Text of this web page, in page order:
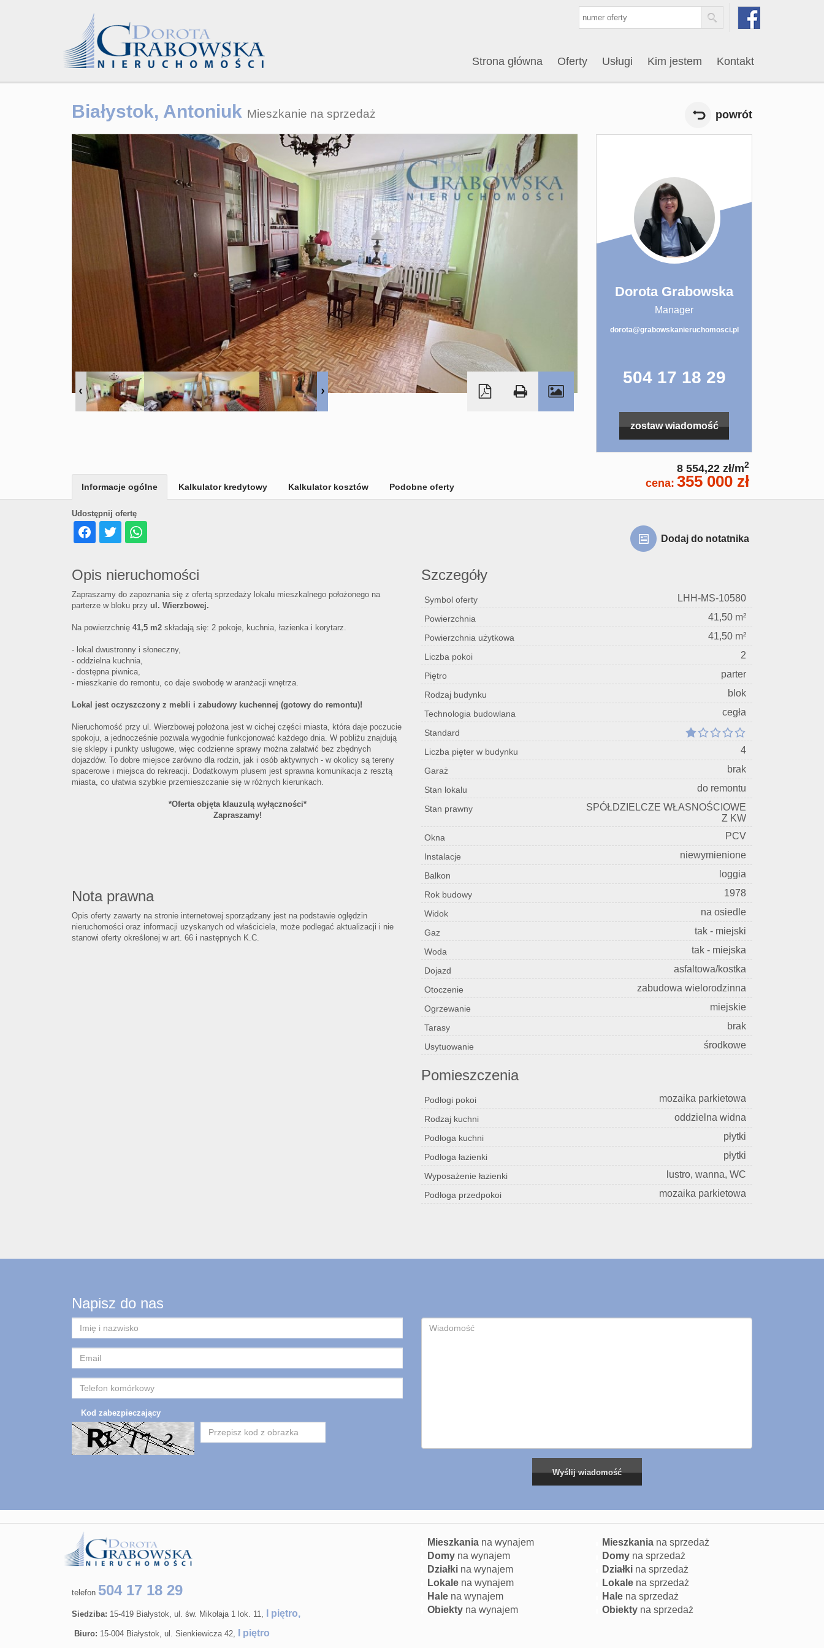
Strona główna Oferty Usługi Kim jestem Kontakt
Białystok, Antoniuk Mieszkanie na sprzedaż powrót
Dorota Grabowska
Manager
dorota@grabowskanieruchomosci.pl
504 17 18 29
zostaw wiadomość
8 554,22 zł/m2
cena: 355 000 zł
Dodaj do notatnika
Udostępnij ofertę
Informacje ogólne Kalkulator kredytowy Kalkulator kosztów Podobne oferty
Opis nieruchomości
Zapraszamy do zapoznania się z ofertą sprzedaży lokalu mieszkalnego położonego na
parterze w bloku przy ul. Wierzbowej.
Na powierzchnię 41,5 m2 składają się: 2 pokoje, kuchnia, łazienka i korytarz.
- lokal dwustronny i słoneczny,
- oddzielna kuchnia,
- dostępna piwnica,
- mieszkanie do remontu, co daje swobodę w aranżacji wnętrza.
Lokal jest oczyszczony z mebli i zabudowy kuchennej (gotowy do remontu)!
Nieruchomość przy ul. Wierzbowej położona jest w cichej części miasta, która daje poczucie
spokoju, a jednocześnie pozwala wygodnie funkcjonować każdego dnia. W pobliżu znajdują
się sklepy i punkty usługowe, więc codzienne sprawy można załatwić bez zbędnych
dojazdów. To dobre miejsce zarówno dla rodzin, jak i osób aktywnych - w okolicy są tereny
spacerowe i miejsca do rekreacji. Dodatkowym plusem jest sprawna komunikacja z resztą
miasta, co ułatwia szybkie przemieszczanie się w różnych kierunkach.
*Oferta objęta klauzulą wyłączności*
Zapraszamy!
Nota prawna
Opis oferty zawarty na stronie internetowej sporządzany jest na podstawie oględzin
nieruchomości oraz informacji uzyskanych od właściciela, może podlegać aktualizacji i nie
stanowi oferty określonej w art. 66 i następnych K.C.
Szczegóły
Symbol oferty LHH-MS-10580
Powierzchnia 41,50 m²
Powierzchnia użytkowa 41,50 m²
Liczba pokoi 2
Piętro parter
Rodzaj budynku blok
Technologia budowlana cegła
Standard
Liczba pięter w budynku
4
Garaż brak
Stan lokalu do remontu
Stan prawny
SPÓŁDZIELCZE WŁASNOŚCIOWE
Z KW
Okna PCV
Instalacje niewymienione
Balkon loggia
Rok budowy 1978
Widok na osiedle
Gaz tak - miejski
Woda tak - miejska
Dojazd asfaltowa/kostka
Otoczenie zabudowa wielorodzinna
Ogrzewanie miejskie
Tarasy brak
Usytuowanie środkowe
Pomieszczenia
Podłogi pokoi mozaika parkietowa
Rodzaj kuchni oddzielna widna
Podłoga kuchni płytki
Podłoga łazienki płytki
Wyposażenie łazienki lustro, wanna, WC
Podłoga przedpokoi mozaika parkietowa
Napisz do nas
Kod zabezpieczający
telefon 504 17 18 29
Siedziba: 15-419 Białystok, ul. św. Mikołaja 1 lok. 11, I piętro,
Biuro: 15-004 Białystok, ul. Sienkiewicza 42, I piętro
Mieszkania na wynajem
Domy na wynajem
Działki na wynajem
Lokale na wynajem
Hale na wynajem
Obiekty na wynajem
Mieszkania na sprzedaż
Domy na sprzedaż
Działki na sprzedaż
Lokale na sprzedaż
Hale na sprzedaż
Obiekty na sprzedaż